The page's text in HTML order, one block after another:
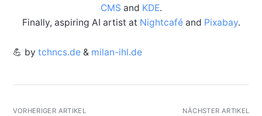
CMS and KDE.
Finally, aspiring AI artist at Nightcaféand Pixabay.
💪 by tchncs.de& milan-ihl.de
VORHERIGER ARTIKEL NÄCHSTER ARTIKEL